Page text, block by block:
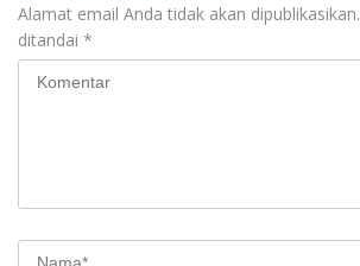
Alamat email Anda tidak akan dipublikasikan.
ditandai *